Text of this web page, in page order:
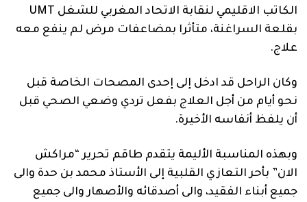
الكاتب الاقليمي لنقابة الاتحاد المغربي للشغل UMT
بقلعة السراغنة، متأثرا بمضاعفات مرض لم ينفع معه
علاج.
وكان الراحل قد ادخل إلى إحدى المصحات الخاصة قبل
نحو أيام من أجل العلاج بفعل تردي وضعي الصحي قبل
أن يلفظ أنفاسه الأخيرة.
وبهذه المناسبة الأليمة يتقدم طاقم تحرير “مراكش
الان” بأحر التعازي القلبية إلى الأستاذ محمد بن حدة والى
جميع أبناء الفقيد، والى أصدقائه والأصهار والى جميع